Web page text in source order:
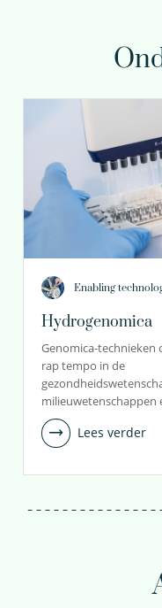
Enabling
Hydrogenomica
Genomica-technieken
rap tempo in de
milieuwetenschappen
Lees verder